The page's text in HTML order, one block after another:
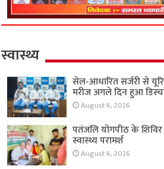
स्वास्थ्य
सेल-आधारित सर्जरी से
मरीज अगले दिन हुआ
August 6, 2026
पतंजलि योगपीठ के
स्वास्थ्य परामर्श
August 6, 2026